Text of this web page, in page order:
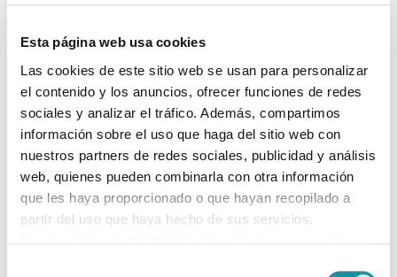
Esta página web usa cookies
Las cookies de este sitio web se usan para personalizar
el contenido y los anuncios, ofrecer funciones de redes
sociales y analizar el tráfico. Además, compartimos
información sobre el uso que haga del sitio web con
nuestros partners de redes sociales, publicidad y análisis
web, quienes pueden combinarla con otra información
que les haya proporcionado o que hayan recopilado a
partir del uso que haya hecho de sus servicios.
Conoce todos nuestros
Programas Asistenciales
El objetivo de estos servicios es otorgar una